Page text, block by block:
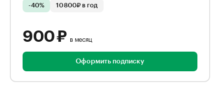
-40% 10 800₽ в год
900 ₽ в месяц
Оформить подписку